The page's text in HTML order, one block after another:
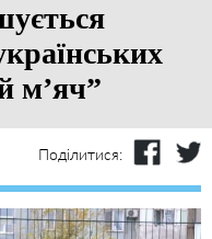
м’яч”
Поділитися: